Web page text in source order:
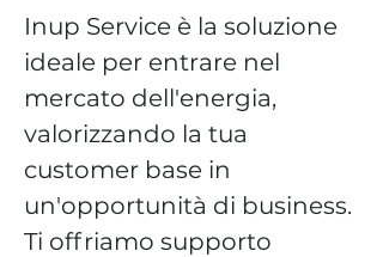
Inup Service è la soluzione
ideale per entrare nel
mercato dell'energia,
valorizzando la tua
customer base in
un'opportunità di business.​
Ti offriamo supporto